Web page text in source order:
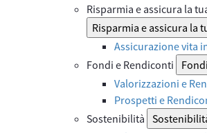
Risparmia e assicura la
Risparmia e assicura la
Assicurazione vita
Fondi e Rendiconti
Valorizzazioni e
Prospetti e
Sostenibilità